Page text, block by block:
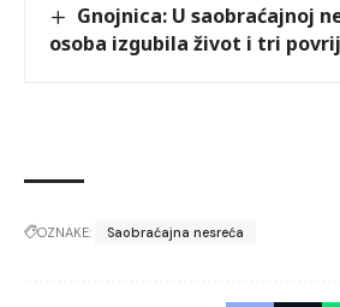
Gnojnica: U saobraćajnoj
osoba izgubila život i tri
OZNAKE: Saobraćajna nesreća